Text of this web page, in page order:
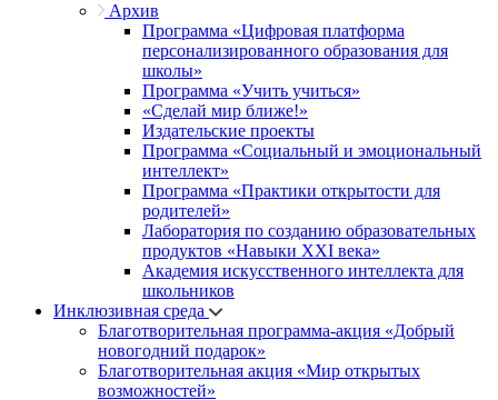
Архив
Программа «Цифровая платформа
персонализированного образования для
школы»
Программа «Учить учиться»
«Сделай мир ближе!»
Издательские проекты
Программа «Социальный и эмоциональный
интеллект»
Программа «Практики открытости для
родителей»
Лаборатория по созданию образовательных
продуктов «Навыки XXI века»
Академия искусственного интеллекта для
школьников
Инклюзивная среда
Благотворительная программа-акция «Добрый
новогодний подарок»
Благотворительная акция «Мир открытых
возможностей»